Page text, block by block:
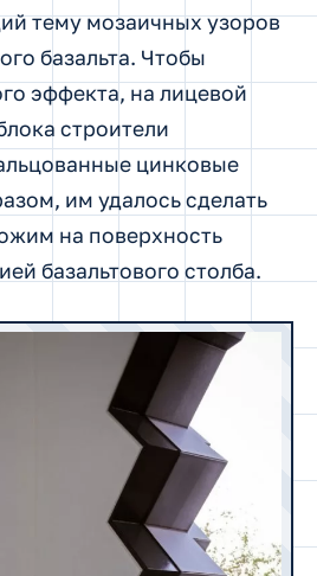
тему мозаичных узоров
базальта. Чтобы
эффекта, на лицевой
строители
цинковые
им удалось сделать
на поверхность
базальтового столба.